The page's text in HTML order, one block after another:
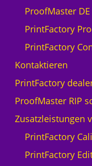
ProofMaster DE
PrintFactory
PrintFactory
Kontaktieren
PrintFactory
ProofMaster RIP
Zusatzleistungen
PrintFactory
PrintFactory